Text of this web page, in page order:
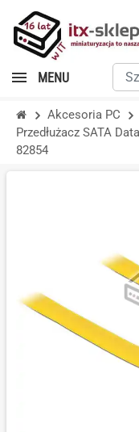
w
MENU
Akcesoria PC
Przedłużacz SATA
82854